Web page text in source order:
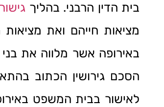
בית הדין הרבני. בהליך
מציאות חייהם ואת
באירופה אשר מלווה את
הסכם גירושין הכתוב
לאישור בבית המשפט